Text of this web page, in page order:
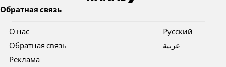
Обратная связь
О нас
Обратная связь
Реклама
Pусский
عربية